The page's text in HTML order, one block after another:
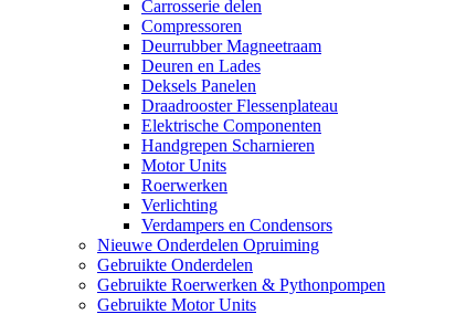
Carrosserie delen
Compressoren
Deurrubber Magneetraam
Deuren en Lades
Deksels Panelen
Draadrooster Flessenplateau
Elektrische Componenten
Handgrepen Scharnieren
Motor Units
Roerwerken
Verlichting
Verdampers en Condensors
Nieuwe Onderdelen Opruiming
Gebruikte Onderdelen
Gebruikte Roerwerken & Pythonpompen
Gebruikte Motor Units